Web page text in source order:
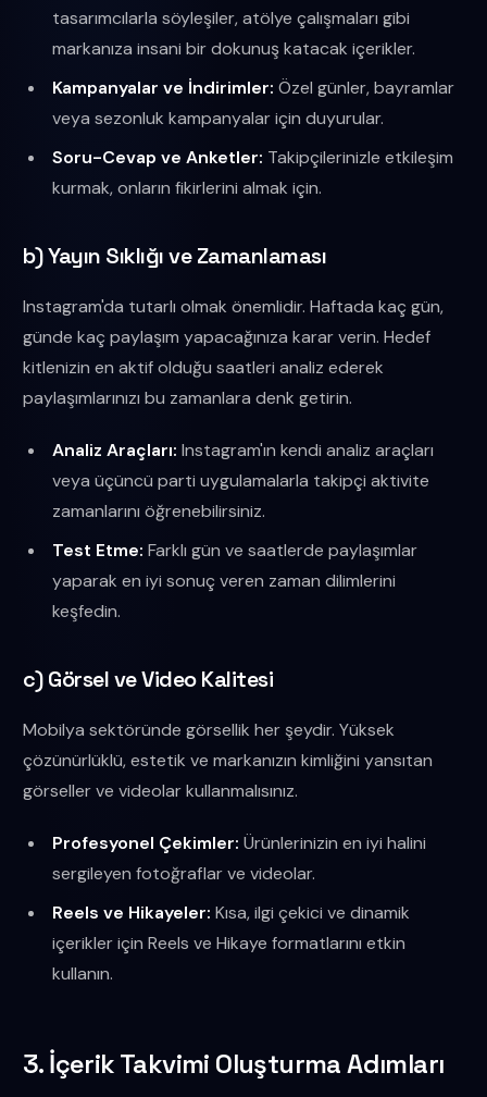
tasarımcılarla söyleşiler, atölye çalışmaları gibi
markanıza insani bir dokunuş katacak içerikler.
Kampanyalar ve İndirimler: Özel günler, bayramlar
veya sezonluk kampanyalar için duyurular.
Soru-Cevap ve Anketler: Takipçilerinizle etkileşim
kurmak, onların fikirlerini almak için.
b) Yayın Sıklığı ve Zamanlaması
Instagram'da tutarlı olmak önemlidir. Haftada kaç gün,
günde kaç paylaşım yapacağınıza karar verin. Hedef
kitlenizin en aktif olduğu saatleri analiz ederek
paylaşımlarınızı bu zamanlara denk getirin.
Analiz Araçları: Instagram'ın kendi analiz araçları
veya üçüncü parti uygulamalarla takipçi aktivite
zamanlarını öğrenebilirsiniz.
Test Etme: Farklı gün ve saatlerde paylaşımlar
yaparak en iyi sonuç veren zaman dilimlerini
keşfedin.
c) Görsel ve Video Kalitesi
Mobilya sektöründe görsellik her şeydir. Yüksek
çözünürlüklü, estetik ve markanızın kimliğini yansıtan
görseller ve videolar kullanmalısınız.
Profesyonel Çekimler: Ürünlerinizin en iyi halini
sergileyen fotoğraflar ve videolar.
Reels ve Hikayeler: Kısa, ilgi çekici ve dinamik
içerikler için Reels ve Hikaye formatlarını etkin
kullanın.
3. İçerik Takvimi Oluşturma Adımları